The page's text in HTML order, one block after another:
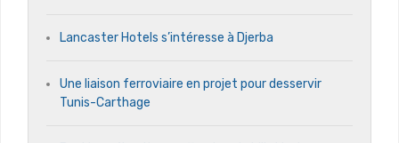
Lancaster Hotels s’intéresse à Djerba
Une liaison ferroviaire en projet pour desservir
Tunis-Carthage